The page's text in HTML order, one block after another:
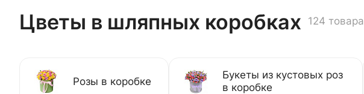
Цветы в шляпных коробках 124 товара
Розы в коробке
Букеты из кустовых роз
в коробке